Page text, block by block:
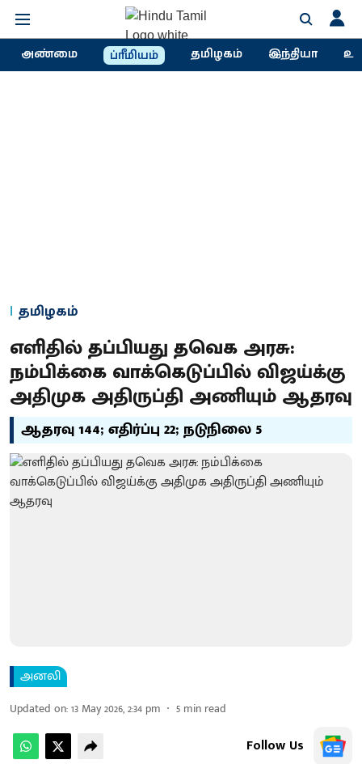
அண்மை ப்ரீமியம் தமிழகம் இந்தியா
தமிழகம்
எளிதில் தப்பியது தவெக அரசு:
நம்பிக்கை வாக்கெடுப்பில் விஜய்க்கு
அதிமுக அதிருப்தி அணியும் ஆதரவு
ஆதரவு 144; எதிர்ப்பு 22; நடுநிலை 5
அனலி
Updated on:13 May 2026, 2:34 pm 5 min read
Follow Us